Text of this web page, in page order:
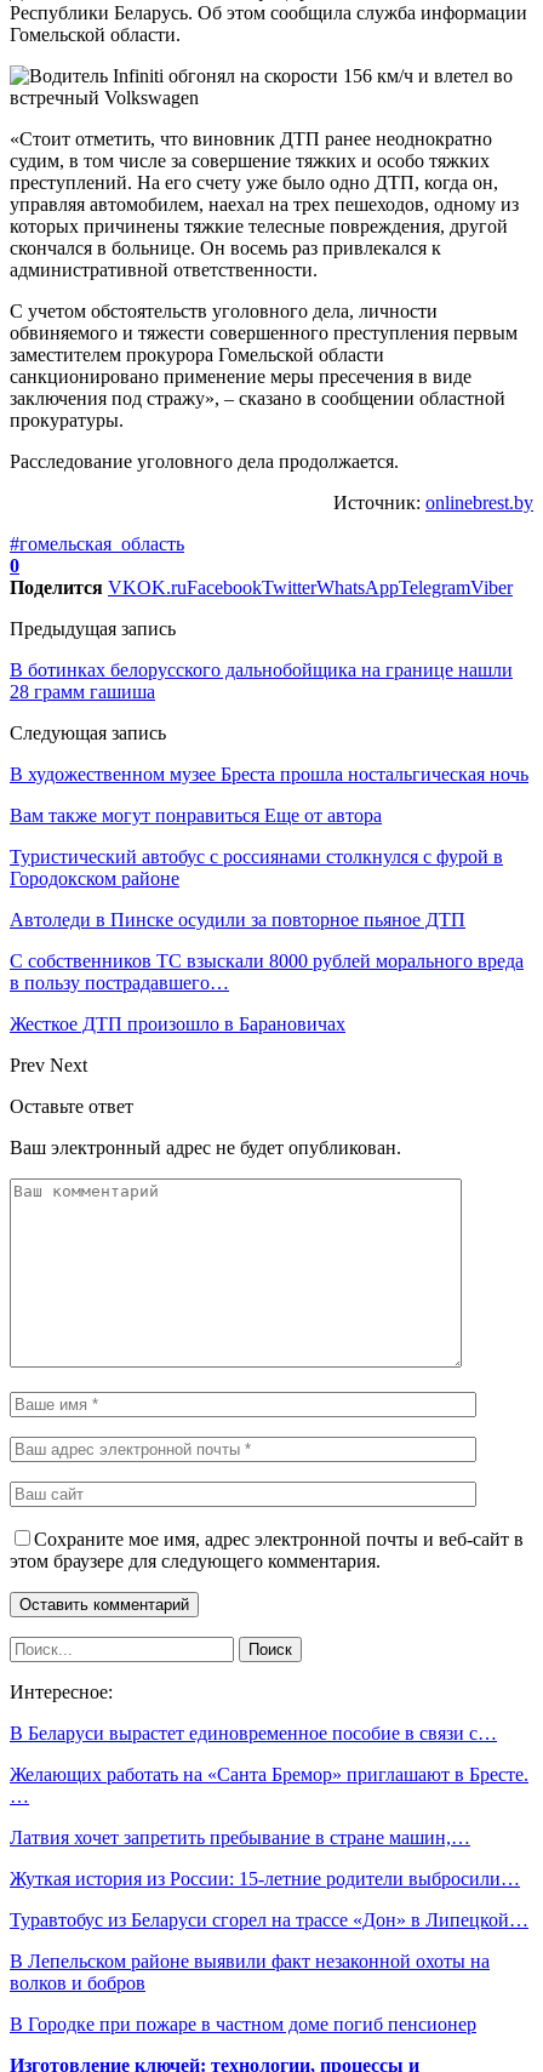
Республики Беларусь. Об этом сообщила служба информации
Гомельской области.
«Стоит отметить, что виновник ДТП ранее неоднократно
судим, в том числе за совершение тяжких и особо тяжких
преступлений. На его счету уже было одно ДТП, когда он,
управляя автомобилем, наехал на трех пешеходов, одному из
которых причинены тяжкие телесные повреждения, другой
скончался в больнице. Он восемь раз привлекался к
административной ответственности.
С учетом обстоятельств уголовного дела, личности
обвиняемого и тяжести совершенного преступления первым
заместителем прокурора Гомельской области
санкционировано применение меры пресечения в виде
заключения под стражу», – сказано в сообщении областной
прокуратуры.
Расследование уголовного дела продолжается.
Источник: onlinebrest.by
#гомельская_область
0
Поделится VKOK.ruFacebookTwitterWhatsAppTelegramViber
Предыдущая запись
В ботинках белорусского дальнобойщика на границе нашли
28 грамм гашиша
Следующая запись
В художественном музее Бреста прошла ностальгическая ночь
Вам также могут понравиться Еще от автора
Туристический автобус с россиянами столкнулся с фурой в
Городокском районе
Автоледи в Пинске осудили за повторное пьяное ДТП
С собственников ТС взыскали 8000 рублей морального вреда
в пользу пострадавшего…
Жесткое ДТП произошло в Барановичах
Prev Next
Оставьте ответ
Ваш электронный адрес не будет опубликован.
Сохраните мое имя, адрес электронной почты и веб-сайт в
этом браузере для следующего комментария.
Интересное:
В Беларуси вырастет единовременное пособие в связи с…
Желающих работать на «Санта Бремор» приглашают в Бресте.
…
Латвия хочет запретить пребывание в стране машин,…
Жуткая история из России: 15-летние родители выбросили…
Туравтобус из Беларуси сгорел на трассе «Дон» в Липецкой…
В Лепельском районе выявили факт незаконной охоты на
волков и бобров
В Городке при пожаре в частном доме погиб пенсионер
Изготовление ключей: технологии, процессы и